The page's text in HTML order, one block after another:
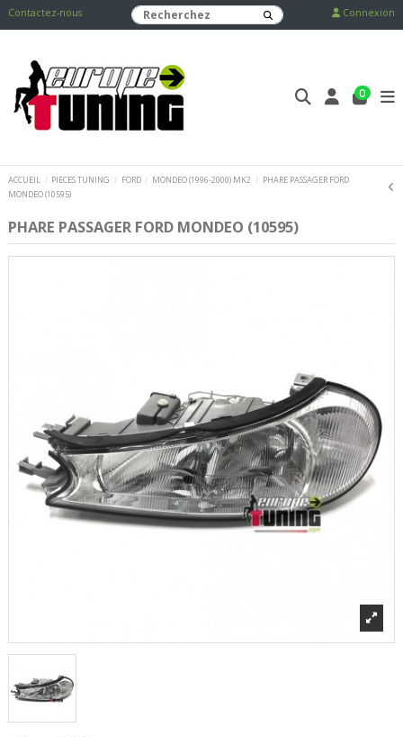
Contactez-nous Connexion
0
ACCUEIL PIECES TUNING FORD MONDEO (1996-2000) MK2
PHARE PASSAGER FORD
MONDEO (10595)
PHARE PASSAGER FORD MONDEO (10595)